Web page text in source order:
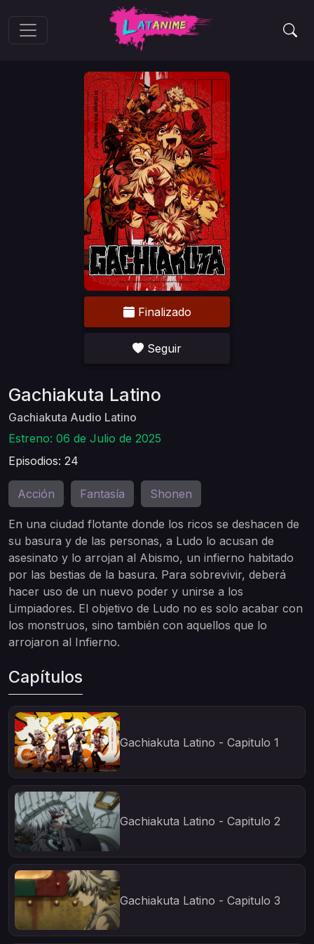
Finalizado
Seguir
Gachiakuta Latino
Gachiakuta Audio Latino
Estreno: 06 de Julio de 2025
Episodios: 24
Acción Fantasía Shonen
En una ciudad flotante donde los ricos se deshacen de
su basura y de las personas, a Ludo lo acusan de
asesinato y lo arrojan al Abismo, un infierno habitado
por las bestias de la basura. Para sobrevivir, deberá
hacer uso de un nuevo poder y unirse a los
Limpiadores. El objetivo de Ludo no es solo acabar con
los monstruos, sino también con aquellos que lo
arrojaron al Infierno.
Capítulos
Gachiakuta Latino - Capitulo 1
Gachiakuta Latino - Capitulo 2
Gachiakuta Latino - Capitulo 3